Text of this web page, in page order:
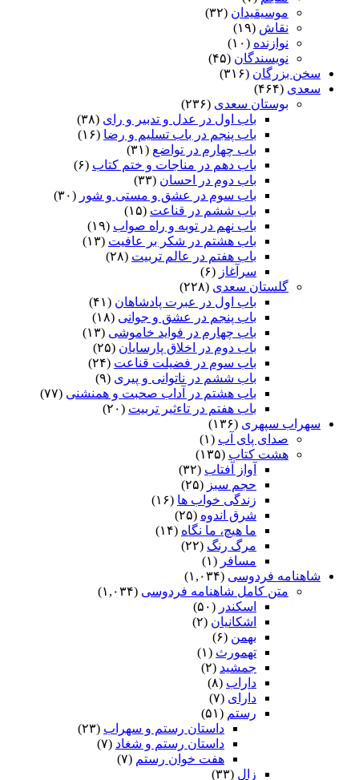
موسیقیدان (۳۲)
نقاش (۱۹)
نوازنده (۱۰)
نویسندگان (۴۵)
سخن بزرگان (۳۱۶)
سعدی (۴۶۴)
بوستان سعدی (۲۳۶)
باب اول در عدل و تدبیر و رای (۳۸)
باب پنجم در باب تسلیم و رضا (۱۶)
باب چهارم در تواضع (۳۱)
باب دهم در مناجات و ختم کتاب (۶)
باب دوم در احسان (۳۳)
باب سوم در عشق و مستی و شور (۳۰)
باب ششم در قناعت (۱۵)
باب نهم در توبه و راه صواب (۱۹)
باب هشتم در شکر بر عافیت (۱۳)
باب هفتم در عالم تربیت (۲۸)
سرآغاز (۶)
گلستان سعدی (۲۲۸)
باب اول در عبرت پادشاهان (۴۱)
باب پنجم در عشق و جوانى (۱۸)
باب چهارم در فواید خاموشى (۱۳)
باب دوم در اخلاق پارسایان (۲۵)
باب سوم در فضیلت قناعت (۲۴)
باب ششم در ناتوانى و پیرى (۹)
باب هشتم در آداب صحبت و همنشنى (۷۷)
باب هفتم در تاءثیر تربیت (۲۰)
سهراب سپهری (۱۳۶)
صدای پای آب (۱)
هشت کتاب (۱۳۵)
آواز آفتاب (۳۲)
حجم سبز (۲۵)
زندگی خواب ها (۱۶)
شرق اندوه (۲۵)
ما هیچ، ما نگاه (۱۴)
مرگ رنگ (۲۲)
مسافر (۱)
شاهنامه فردوسی (۱,۰۳۴)
متن کامل شاهنامه فردوسی (۱,۰۳۴)
اسکندر (۵۰)
اشکانیان (۲)
بهمن (۶)
تهمورث (۱)
جمشید (۲)
داراب (۸)
دارای (۷)
رستم (۵۱)
داستان رستم و سهراب (۲۳)
داستان رستم و شغاد (۷)
هفت خوان رستم‏ (۷)
زال (۳۳)